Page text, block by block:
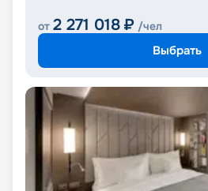
от 2 271 018 ₽ /чел
Выбрать